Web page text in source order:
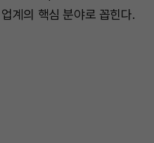
계의 핵심 분야로 꼽힌다.